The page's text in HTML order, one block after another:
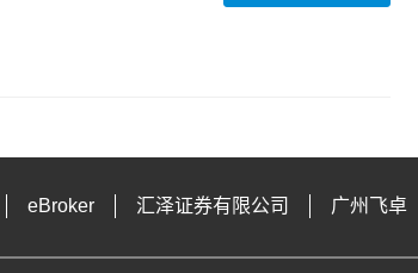
eBroker 汇泽证券有限公司 广州飞卓